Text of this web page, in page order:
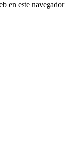
en este navegador